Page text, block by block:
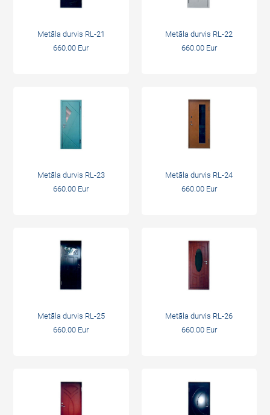
Metāla durvis RL-21
660.00 Eur
Metāla durvis RL-22
660.00 Eur
Metāla durvis RL-23
660.00 Eur
Metāla durvis RL-24
660.00 Eur
Metāla durvis RL-25
660.00 Eur
Metāla durvis RL-26
660.00 Eur